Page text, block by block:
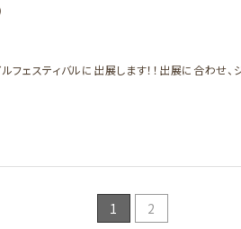
フェスティバルに出展します！！出展に合わせ
1 2